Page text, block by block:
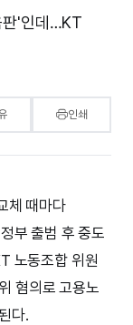
판'인데…KT
인쇄
체 때마다
부 출범 후 중도
노동조합 위원
혐의로 고용노
다.